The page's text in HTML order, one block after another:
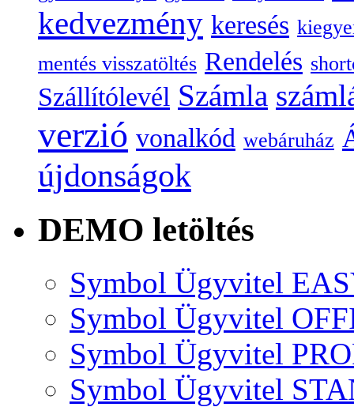
kedvezmény keresés
mentés visszatöltés Rendelés
Szállítólevél Számla
verzió vonalkód webáruház
újdonságok
DEMO letöltés
Symbol Ügyvitel
Symbol Ügyvitel
Symbol Ügyvitel
Symbol Ügyvitel